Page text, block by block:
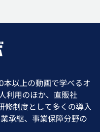
以上の動画で学べるオ
利用のほか、直販社
修制度として多くの導入
承継、事業保障分野の